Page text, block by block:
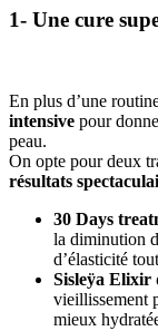
1- Une cure
En plus d’une
intensive pour
peau.
On opte pour deux
résultats
30 Days
la diminution
d’élasticité
Sisleÿa Elixir
vieillissement
mieux